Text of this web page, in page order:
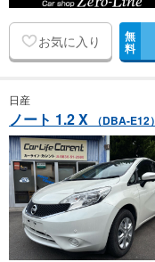
お気に入り 無
料
日産
ノート 1.2 X （DBA-E12）